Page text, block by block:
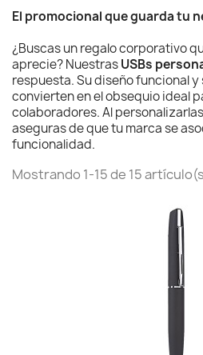
El promocional que guarda tu
¿Buscas un regalo corporativo
aprecie? NuestrasUSBs
respuesta. Su diseño funcional
convierten en el obsequio ideal
colaboradores. Al
aseguras de que tu marca se
funcionalidad.
Mostrando 1-15 de 15